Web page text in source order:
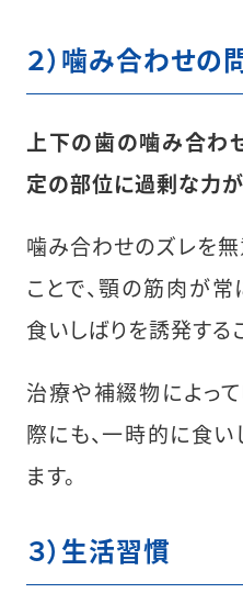
２）噛み合わせの
上下の歯の噛み合わ
定の部位に過剰な力が
噛み合わせのズレを
ことで、顎の筋肉が
食いしばりを誘発する
治療や補綴物によっ
際にも、一時的に食
ます。
３）生活習慣